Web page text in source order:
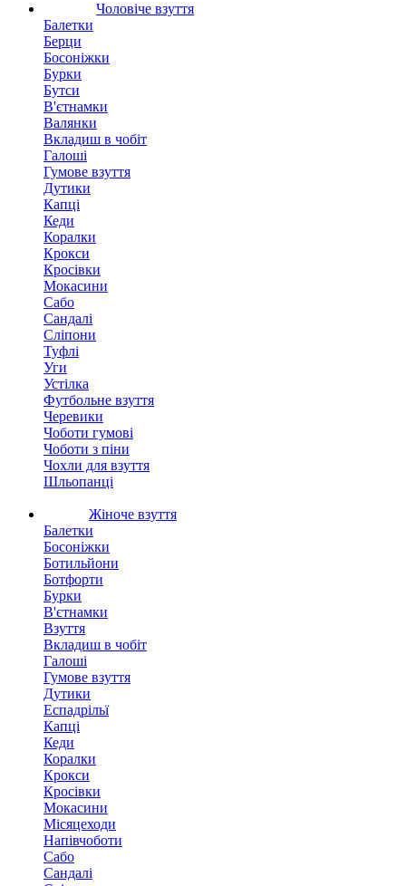
Чоловіче взуття
Балетки
Берци
Босоніжки
Бурки
Бутси
В'єтнамки
Валянки
Вкладиш в чобіт
Галоші
Гумове взуття
Дутики
Капці
Кеди
Коралки
Крокси
Кросівки
Мокасини
Сабо
Сандалі
Сліпони
Туфлі
Уги
Устілка
Футбольне взуття
Черевики
Чоботи гумові
Чоботи з піни
Чохли для взуття
Шльопанці
Жіноче взуття
Балетки
Босоніжки
Ботильйони
Ботфорти
Бурки
В'єтнамки
Взуття
Вкладиш в чобіт
Галоші
Гумове взуття
Дутики
Еспадрільї
Капці
Кеди
Коралки
Крокси
Кросівки
Мокасини
Місяцеходи
Напівчоботи
Сабо
Сандалі